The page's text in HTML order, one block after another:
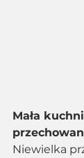
Mała
Niewielka